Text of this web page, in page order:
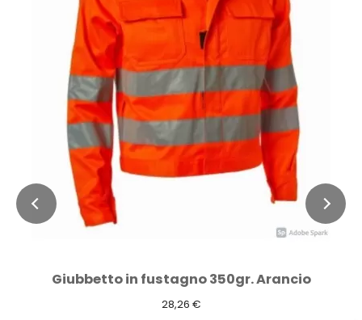
Giubbetto in fustagno 350gr. Arancio
28,26 €